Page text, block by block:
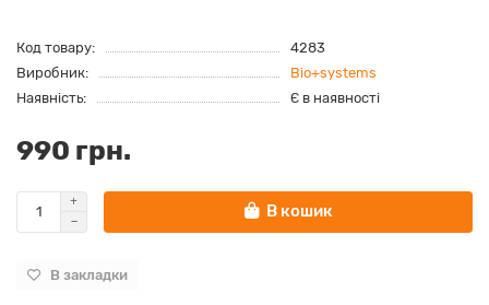
Код товару:
4283
Виробник:
Bio+systems
Наявність:
Є в наявності
990 грн.
В кошик
В закладки